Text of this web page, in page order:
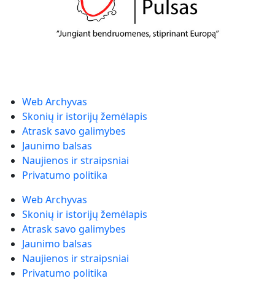
Web Archyvas
Skonių ir istorijų žemėlapis
Atrask savo galimybes
Jaunimo balsas
Naujienos ir straipsniai
Privatumo politika
Web Archyvas
Skonių ir istorijų žemėlapis
Atrask savo galimybes
Jaunimo balsas
Naujienos ir straipsniai
Privatumo politika